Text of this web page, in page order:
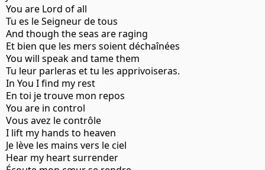
You are Lord of all
Tu es le Seigneur de tous
And though the seas are raging
Et bien que les mers soient déchaînées
You will speak and tame them
Tu leur parleras et tu les apprivoiseras.
In You I find my rest
En toi je trouve mon repos
You are in control
Vous avez le contrôle
I lift my hands to heaven
Je lève les mains vers le ciel
Hear my heart surrender